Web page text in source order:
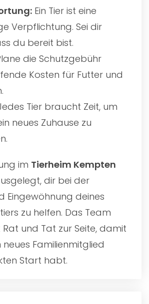
Ein Tier ist eine
Verpflichtung. Sei dir
du bereit bist.
die Schutzgebühr
Kosten für Futter und
Tier braucht Zeit, um
neues Zuhause zu
im Tierheim Kempten
dir bei der
Eingewöhnung deines
zu helfen. Das Team
und Tat zur Seite, damit
Familienmitglied
Start habt.